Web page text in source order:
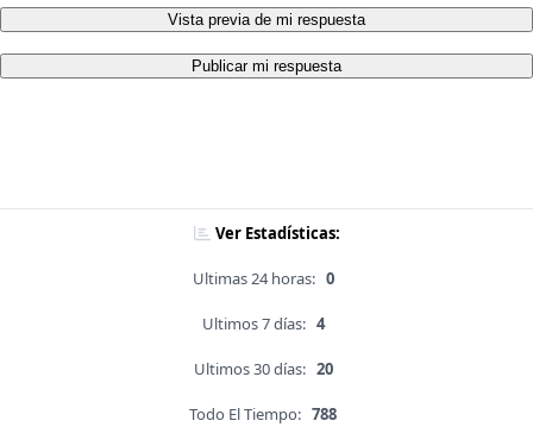
Vista previa de mi respuesta
Publicar mi respuesta
Ver Estadísticas:
Ultimas 24 horas: 0
Ultimos 7 días: 4
Ultimos 30 días: 20
Todo El Tiempo: 788